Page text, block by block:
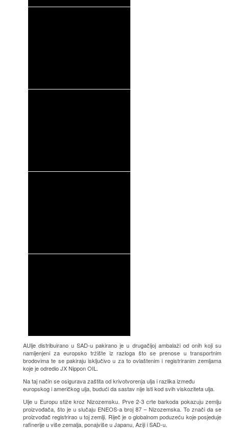
AUlje distribuirano u SAD-u pakirano je u drugačijoj ambalaži od onih koji su
namijenjeni za europsko tržište iz razloga što se prenose u transportnim
brodovima te se pakiraju isključivo u za to ovlaštenim i registriranim zemljama
koje je odredio JX Nippon OIL.
Na taj način se osigurava zaštita od krivotvorenja ulja i razlika između
europskog i američkog ulja, budući da sastav nije isti kod svih viskoziteta ulja.
Ulje u Europu stiže kroz Nizozemsku. Prve 2-3 crte barkoda pokazuju zemlju
proizvođača, što je u slučaju ENEOS-a broj 87 – Nizozemska. To znači da se
proizvođač registrirao u toj zemlji. Riječ je o globalnom poduzeću koje posjeduje
rafinerije u više zemalja, ponajviše u Japanu, Aziji i SAD-u.